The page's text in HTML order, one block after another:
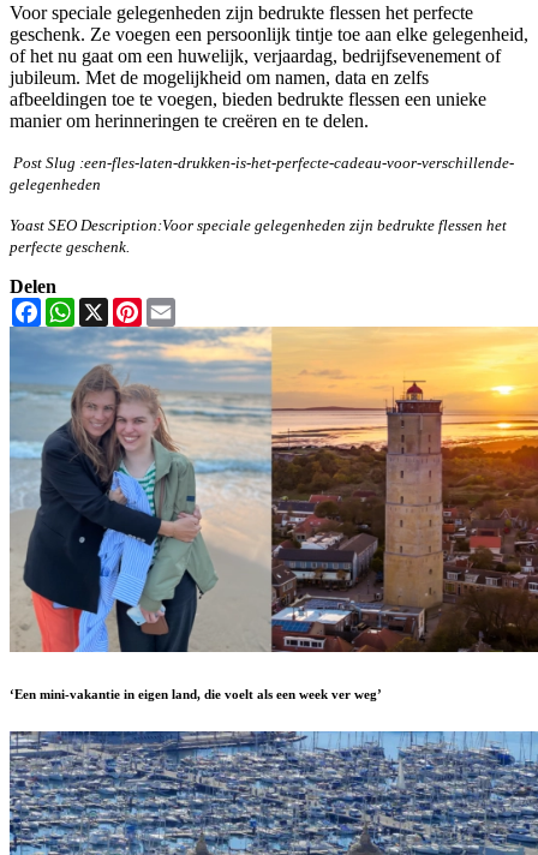
Voor speciale gelegenheden zijn bedrukte flessen het perfecte
geschenk. Ze voegen een persoonlijk tintje toe aan elke gelegenheid,
of het nu gaat om een huwelijk, verjaardag, bedrijfsevenement of
jubileum. Met de mogelijkheid om namen, data en zelfs
afbeeldingen toe te voegen, bieden bedrukte flessen een unieke
manier om herinneringen te creëren en te delen.
Post Slug :een-fles-laten-drukken-is-het-perfecte-cadeau-voor-verschillende-
gelegenheden
Yoast SEO Description:Voor speciale gelegenheden zijn bedrukte flessen het
perfecte geschenk.
Delen
FacebookWhatsApp
X Pinterest
‘Een mini-vakantie in eigen land, die voelt als een week ver weg’